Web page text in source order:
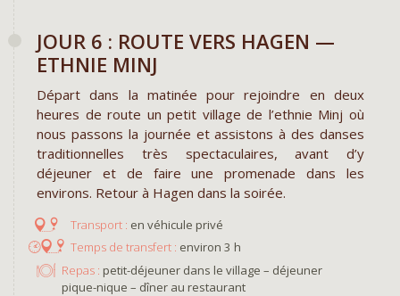
​JOUR 6 : ROUTE VERS HAGEN —
ETHNIE MINJ
Départ dans la matinée pour rejoindre en deux
heures de route un petit village de l’ethnie Minj où
nous passons la journée et assistons à des danses
traditionnelles très spectaculaires, avant d’y
déjeuner et de faire une promenade dans les
environs. Retour à Hagen dans la soirée.
en véhicule privé
environ 3 h
Repas : petit-déjeuner dans le village – déjeuner
pique-nique – dîner au restaurant